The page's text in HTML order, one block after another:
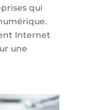
qui
Internet
une